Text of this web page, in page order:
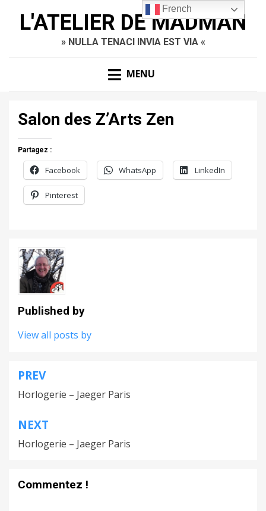
L'ATELIER DE MADMAN
» NULLA TENACI INVIA EST VIA «
MENU
Salon des Z’Arts Zen
Partagez :
Facebook WhatsApp LinkedIn
Pinterest
Published by
View all posts by
Navigation
de
l’article
PREV
Horlogerie – Jaeger Paris
NEXT
Horlogerie – Jaeger Paris
Commentez !
French